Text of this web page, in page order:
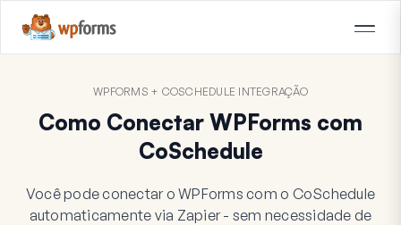
WPFORMS + COSCHEDULE INTEGRAÇÃO
Como Conectar WPForms com
CoSchedule
Você pode conectar o WPForms com o CoSchedule
automaticamente via Zapier - sem necessidade de